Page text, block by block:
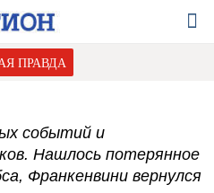
ПРАВДА
событий и
Нашлось потерянное
Франкенвини вернулся